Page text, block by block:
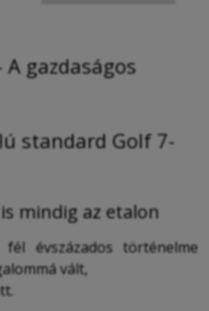
gazdaságos
standard Golf 7-
mindig az etalon
évszázados történelme
vált,